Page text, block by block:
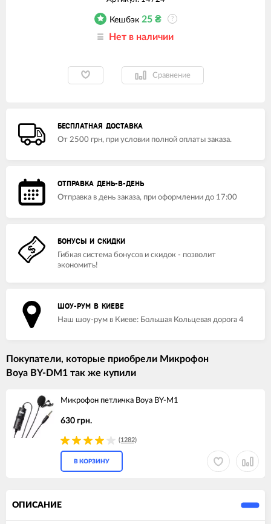
Кешбэк 25₴ ?
Нет в наличии
Сравнение
БЕСПЛАТНАЯ ДОСТАВКА
От 2500 грн, при условии полной оплаты заказа.
ОТПРАВКА ДЕНЬ-В-ДЕНЬ
Отправка в день заказа, при оформлении до 17:00
БОНУСЫ И СКИДКИ
Гибкая система бонусов и скидок - позволит
экономить!
ШОУ-РУМ В КИЕВЕ
Наш шоу-рум в Киеве: Большая Кольцевая дорога 4
Покупатели, которые приобрели Микрофон
Boya BY-DM1 так же купили
Микрофон петличка Boya BY-M1
630 грн.
(1282)
В КОРЗИНУ
ОПИСАНИЕ